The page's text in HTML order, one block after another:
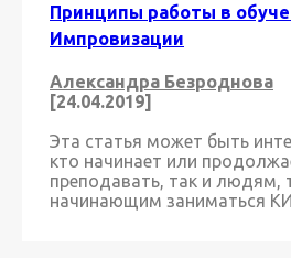
Принципы работы в
Импровизации
Александра Безроднова
[24.04.2019]
Эта статья может быть
кто начинает или
преподавать, так и людям,
начинающим заниматься